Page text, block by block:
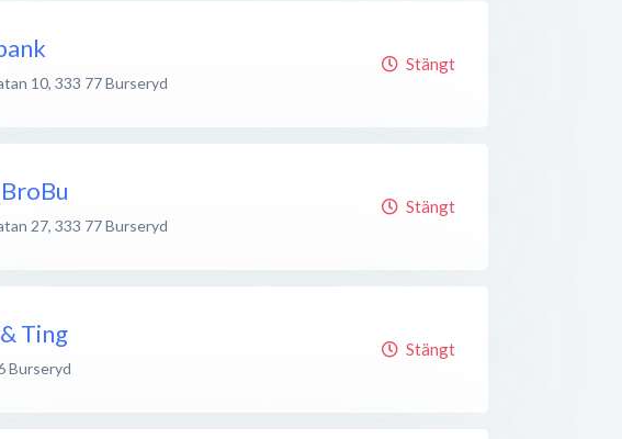
10, 333 77Burseryd
Stängt
27, 333 77Burseryd
Stängt
Ting
Burseryd
Stängt